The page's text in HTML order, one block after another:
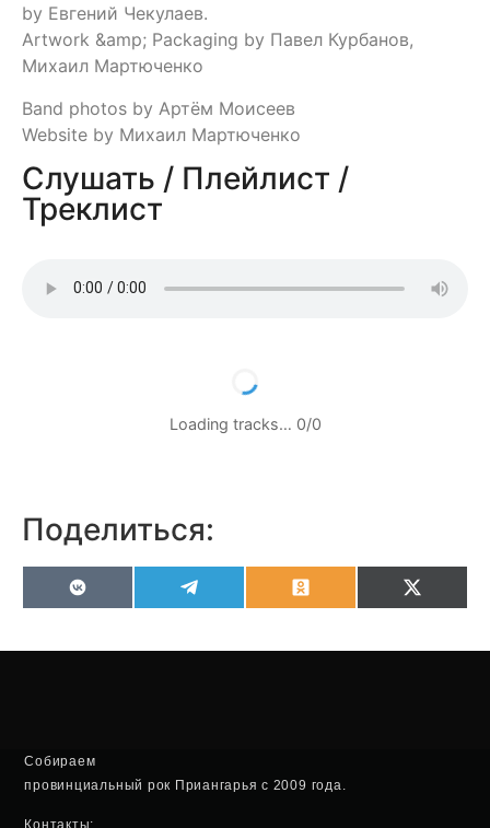
by Евгений Чекулаев.
Artwork &amp; Packaging by Павел Курбанов,
Михаил Мартюченко
Band photos by Артём Моисеев
Website by Михаил Мартюченко
Слушать / Плейлист /
Треклист
Loading tracks… 0/0
Поделиться:
VK OdnoklassnikiX
Собираем
провинциальный рок Приангарья с 2009 года.
Контакты: